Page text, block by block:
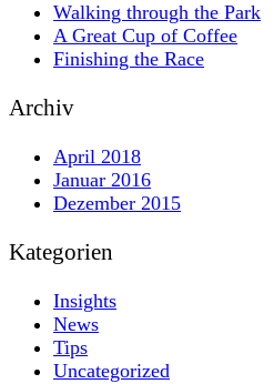
Walking through the Park
A Great Cup of Coffee
Finishing the Race
Archiv
April 2018
Januar 2016
Dezember 2015
Kategorien
Insights
News
Tips
Uncategorized